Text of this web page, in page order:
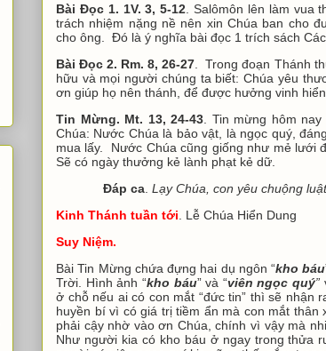
Bài Đọc 1. 1V. 3, 5-12 . Salômôn lên làm
trách nhiệm nặng nề nên xin Chúa ban cho
cho ông. Đó là ý nghĩa bài đọc 1 trích sách Các
Bài Đọc 2. Rm. 8, 26-27 . Trong đoạn Thánh
hữu và mọi người chúng ta biết: Chúa yêu
ơn giúp họ nên thánh, để được hưởng vinh
Tin Mừng. Mt. 13, 24-43 . Tin mừng hôm
Chúa: Nước Chúa là bảo vật, là ngọc quý,
mua lấy. Nước Chúa cũng giống như mẻ lưới
Sẽ có ngày thưởng kẻ lành phạt kẻ dữ.
Đáp ca Lạy Chúa, con yêu chuộng
Kinh Thánh tuần tới
Lễ Chúa Hiển Dung
Suy Niệm.
Bài Tin Mừng chứa đựng hai dụ ngôn “kho báu
Trời. Hình ảnh “kho báu” và “viên ngọc quý”
ở chỗ nếu ai có con mắt “đức tin” thì sẽ nhận
huyền bí vì có giá trị tiềm ẩn mà con mắt
phải cậy nhờ vào ơn Chúa, chính vì vậy mà
Như người kia có kho báu ở ngay trong thửa